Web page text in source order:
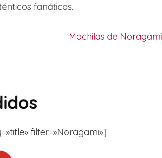
fanáticos.
Mochilas de Noragami
filter=»Noragami»]